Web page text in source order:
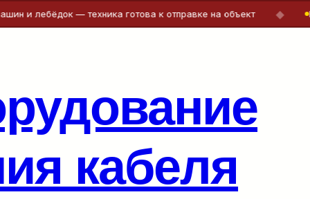
кабеля
— техника готова к отправке на объект ◆